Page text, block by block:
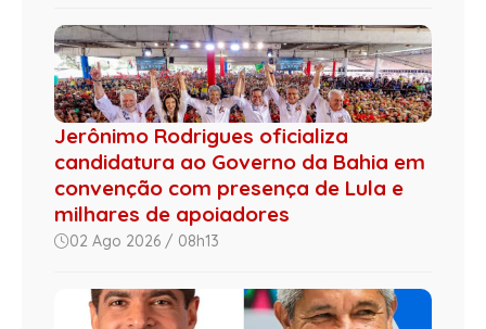
Jerônimo Rodrigues oficializa
candidatura ao Governo da Bahia em
convenção com presença de Lula e
milhares de apoiadores
02 Ago 2026 / 08h13